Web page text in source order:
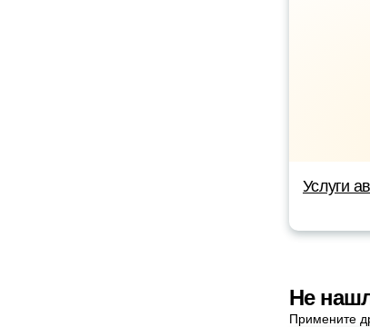
Услуги
Не
Примените